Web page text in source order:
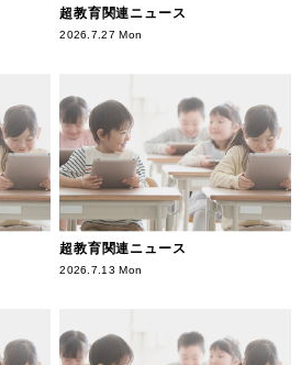
超教育関連ニュース
2026.7.27 Mon
超教育関連ニュース
2026.7.13 Mon